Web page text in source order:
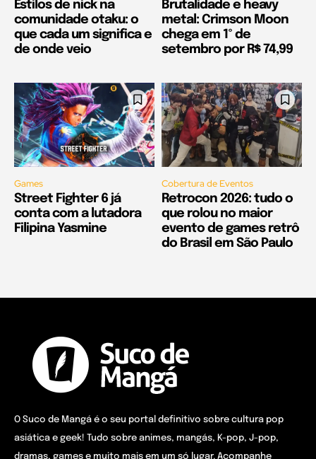
Estilos de nick na
comunidade otaku: o
que cada um significa e
de onde veio
Brutalidade e heavy
metal: Crimson Moon
chega em 1º de
setembro por R$ 74,99
Games
Street Fighter 6 já
conta com a lutadora
Filipina Yasmine
Cobertura de Eventos
Retrocon 2026: tudo o
que rolou no maior
evento de games retrô
do Brasil em São Paulo
O Suco de Mangá é o seu portal definitivo sobre cultura pop
asiática e geek! Tudo sobre animes, mangás, K-pop, J-pop,
dramas, games e muito mais em um só lugar. Acompanhe